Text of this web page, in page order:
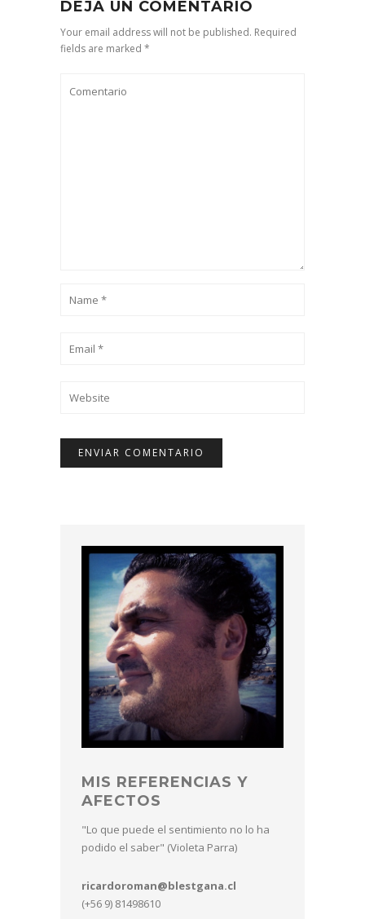
DEJA UN COMENTARIO
Your email address will not be published. Required
fields are marked *
MIS REFERENCIAS Y
AFECTOS
"Lo que puede el sentimiento no lo ha
podido el saber" (Violeta Parra)
ricardoroman@blestgana.cl
(+56 9) 81498610